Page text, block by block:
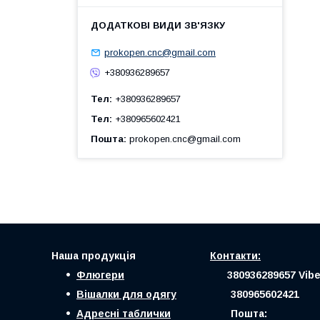
prokopen.cnc@gmail.com
+380936289657
Тел
+380936289657
Тел
+380965602421
Пошта prokopen.cnc@gmail.com
Наша продукція
Контакти:
Флюгери 380936289657
Вішалки для одягу 380965602421
Адресні таблички
Пошта: